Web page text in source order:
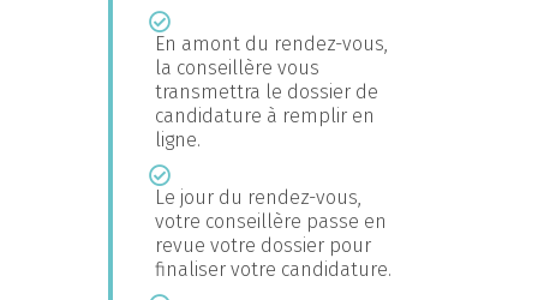
En amont du rendez-vous,
la conseillère vous
transmettra le dossier de
candidature à remplir en
ligne.
Le jour du rendez-vous,
votre conseillère passe en
revue votre dossier pour
finaliser votre candidature.